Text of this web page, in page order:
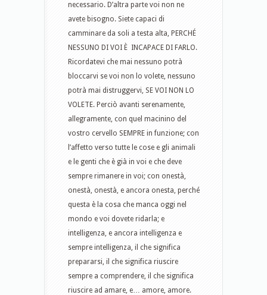
necessario. D’altra parte voi non ne
avete bisogno. Siete capaci di
camminare da soli a testa alta, PERCHÉ
NESSUNO DI VOI È INCAPACE DI FARLO.
Ricordatevi che mai nessuno potrà
bloccarvi se voi non lo volete, nessuno
potrà mai distruggervi, SE VOI NON LO
VOLETE. Perciò avanti serenamente,
allegramente, con quel macinino del
vostro cervello SEMPRE in funzione; con
l’affetto verso tutte le cose e gli animali
e le genti che è già in voi e che deve
sempre rimanere in voi; con onestà,
onestà, onestà, e ancora onesta, perché
questa è la cosa che manca oggi nel
mondo e voi dovete ridarla; e
intelligenza, e ancora intelligenza e
sempre intelligenza, il che significa
prepararsi, il che significa riuscire
sempre a comprendere, il che significa
riuscire ad amare, e… amore, amore.